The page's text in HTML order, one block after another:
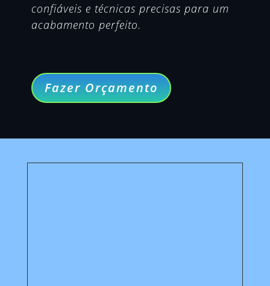
confiáveis e técnicas precisas para um
acabamento perfeito.
Fazer Orçamento